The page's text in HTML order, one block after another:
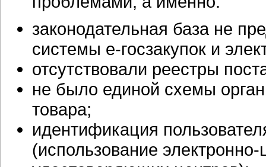
законодательная база не
системы е-госзакупок и
отсутствовали реестры
не было единой схемы
товара;
идентификация
(использование